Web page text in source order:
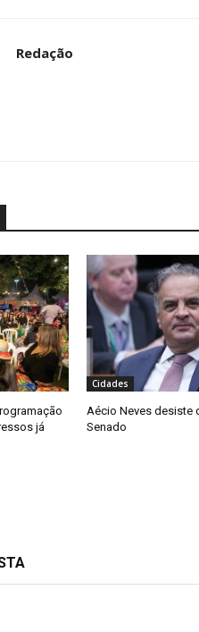
Redação
já
Cidades
Aécio Neves desiste
Senado